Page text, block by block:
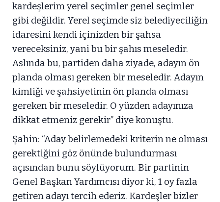
kardeşlerim yerel seçimler genel seçimler
gibi değildir. Yerel seçimde siz belediyeciliğin
idaresini kendi içinizden bir şahsa
vereceksiniz, yani bu bir şahıs meseledir.
Aslında bu, partiden daha ziyade, adayın ön
planda olması gereken bir meseledir. Adayın
kimliği ve şahsiyetinin ön planda olması
gereken bir meseledir. O yüzden adayınıza
dikkat etmeniz gerekir” diye konuştu.
Şahin: “Aday belirlemedeki kriterin ne olması
gerektiğini göz önünde bulundurması
açısından bunu söylüyorum. Bir partinin
Genel Başkan Yardımcısı diyor ki, 1 oy fazla
getiren adayı tercih ederiz. Kardeşler bizler